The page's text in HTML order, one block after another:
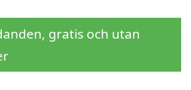
gratis och utan